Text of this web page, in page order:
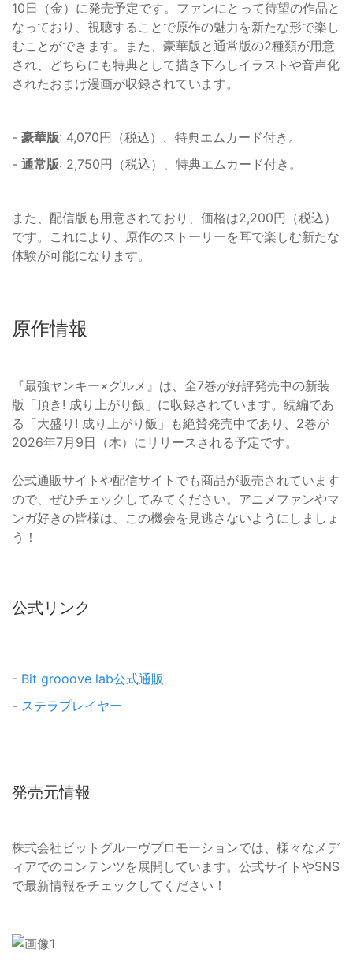
10日（金）に発売予定です。ファンにとって待望の作品と
なっており、視聴することで原作の魅力を新たな形で楽し
むことができます。また、豪華版と通常版の2種類が用意
され、どちらにも特典として描き下ろしイラストや音声化
されたおまけ漫画が収録されています。
- 豪華版: 4,070円（税込）、特典エムカード付き。
- 通常版: 2,750円（税込）、特典エムカード付き。
また、配信版も用意されており、価格は2,200円（税込）
です。これにより、原作のストーリーを耳で楽しむ新たな
体験が可能になります。
原作情報
『最強ヤンキー×グルメ』は、全7巻が好評発売中の新装
版「頂き! 成り上がり飯」に収録されています。続編であ
る「大盛り! 成り上がり飯」も絶賛発売中であり、2巻が
2026年7月9日（木）にリリースされる予定です。
公式通販サイトや配信サイトでも商品が販売されています
ので、ぜひチェックしてみてください。アニメファンやマ
ンガ好きの皆様は、この機会を見逃さないようにしましょ
う！
公式リンク
- Bit grooove lab公式通販
- ステラプレイヤー
発売元情報
株式会社ビットグルーヴプロモーションでは、様々なメデ
ィアでのコンテンツを展開しています。公式サイトやSNS
で最新情報をチェックしてください！